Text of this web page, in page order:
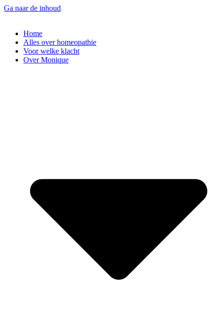
Ga naar de inhoud
Home
Alles over homeopathie
Voor welke klacht
Over Monique